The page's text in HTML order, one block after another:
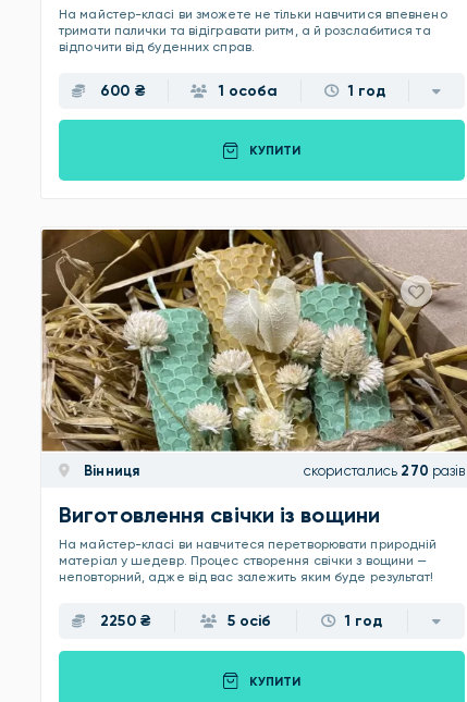
На майстер-класі ви зможете не тільки навчитися впевнено
тримати палички та відігравати ритм, а й розслабитися та
відпочити від буденних справ.
600 ₴ 1 особа 1 год
КУПИТИ
Вінниця скористались 270 разів
Виготовлення свічки із вощини
На майстер-класі ви навчитеся перетворювати природній
матеріал у шедевр. Процес створення свічки з вощини —
неповторний, адже від вас залежить яким буде результат!
2250 ₴ 5 осіб 1 год
КУПИТИ